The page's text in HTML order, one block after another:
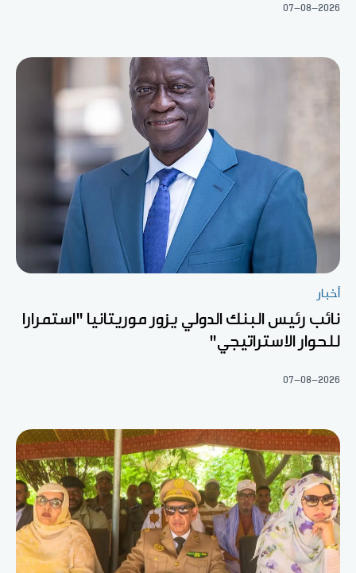
07-08-2026
أخبار
نائب رئيس البنك الدولي يزور موريتانيا "استمرارا
للحوار الاستراتيجي"
07-08-2026